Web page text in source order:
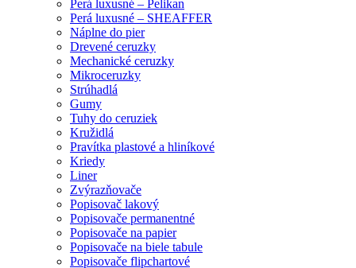
Perá luxusné – Pelikan
Perá luxusné – SHEAFFER
Náplne do pier
Drevené ceruzky
Mechanické ceruzky
Mikroceruzky
Strúhadlá
Gumy
Tuhy do ceruziek
Kružidlá
Pravítka plastové a hliníkové
Kriedy
Liner
Zvýrazňovače
Popisovač lakový
Popisovače permanentné
Popisovače na papier
Popisovače na biele tabule
Popisovače flipchartové